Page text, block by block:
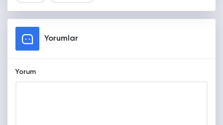
Yorumlar
Yorum